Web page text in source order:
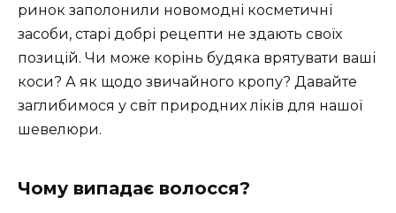
ринок заполонили новомодні косметичні
засоби, старі добрі рецепти не здають своїх
позицій. Чи може корінь будяка врятувати ваші
коси? А як щодо звичайного кропу? Давайте
заглибимося у світ природних ліків для нашої
шевелюри.
Чому випадає волосся?